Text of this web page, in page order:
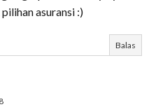
asuransi :)
Balas